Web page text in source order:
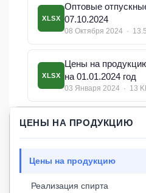
XLSX
Оптовые
07.10.2024
08 Октября 2024 ·
XLSX
Цены на
на 01.01.2024 год
03 Января 2024 · 13
ЦЕНЫ НА ПРОДУКЦИЮ
Цены на продукцию
Реализация спирта